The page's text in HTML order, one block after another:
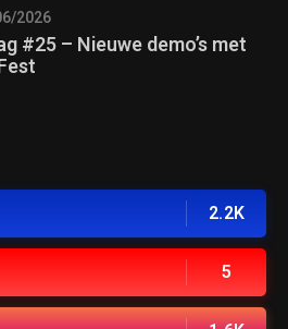
2026
#25 – Nieuwe demo’s met
2.2K
5